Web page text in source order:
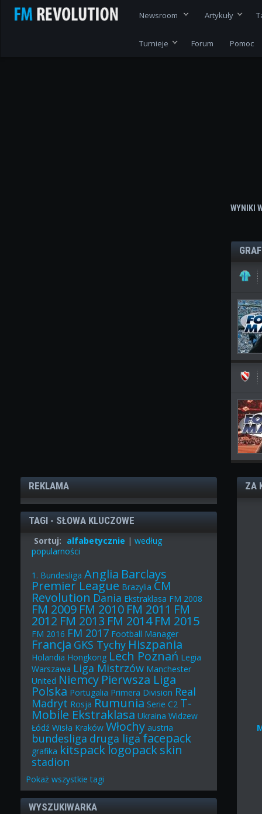
Newsroom Artykuły
Turnieje Forum Pomoc
WYNIKI
REKLAMA
TAGI - SŁOWA KLUCZOWE
Sortuj: alfabetycznie |według
popularności
1. Bundesliga Anglia Barclays
Premier League Brazylia CM
Revolution Dania Ekstraklasa FM 2008
FM 2009 FM 2010 FM 2011 FM
2012 FM 2013 FM 2014 FM 2015
FM 2016 FM 2017 Football Manager
Francja GKS Tychy Hiszpania
Holandia Hongkong Lech Poznań Legia
Warszawa Liga Mistrzów Manchester
United Niemcy Pierwsza Liga
Polska Portugalia Primera Division Real
Madryt Rosja Rumunia Serie C2 T-
Mobile Ekstraklasa Ukraina Widzew
Łódź Wisła Kraków Włochy austria
bundesliga druga ligafacepack
grafika kitspacklogopackskin
stadion
Pokażwszystkie tagi
WYSZUKIWARKA
ZA